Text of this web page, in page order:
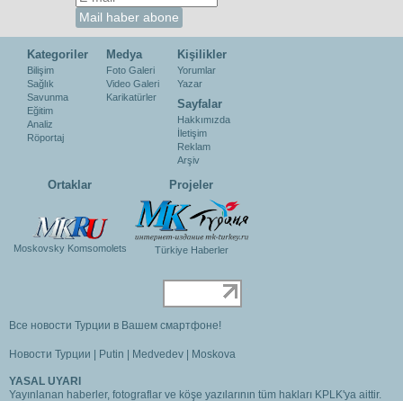
Kategoriler
Bilişim
Sağlık
Savunma
Eğitim
Analiz
Röportaj
Medya
Foto Galeri
Video Galeri
Karikatürler
Kişilikler
Yorumlar
Yazar
Sayfalar
Hakkımızda
İletişim
Reklam
Arşiv
Ortaklar
Moskovsky Komsomolets
Projeler
Türkiye Haberler
Все новости Турции в Вашем смартфоне!
Новости Турции Putin Medvedev Moskova
YASAL UYARI
Yayınlanan haberler, fotograflar ve köşe yazılarının tüm hakları KPLK'ya aittir.